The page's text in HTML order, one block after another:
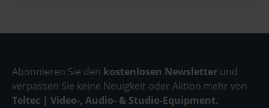
Abonnieren Sie den kostenlosen Newsletter und
verpassen Sie keine Neuigkeit oder Aktion mehr von
Teltec | Video-, Audio- & Studio-Equipment.